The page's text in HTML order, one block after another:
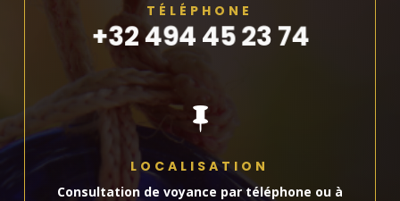
TÉLÉPHONE
+32 494 45 23 74

LOCALISATION
Consultation de voyance par téléphone ou à